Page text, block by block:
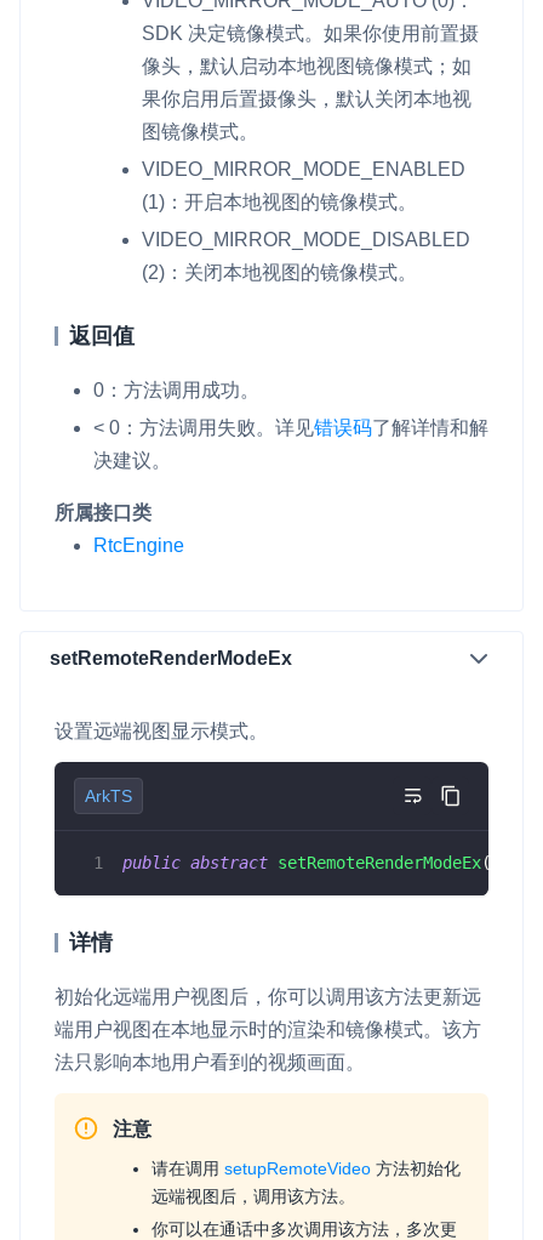
SDK 决定镜像模式。如果你使用前置摄
像头，默认启动本地视图镜像模式；如
果你启用后置摄像头，默认关闭本地视
图镜像模式。
VIDEO_MIRROR_MODE_ENABLED
(1)：开启本地视图的镜像模式。
VIDEO_MIRROR_MODE_DISABLED
(2)：关闭本地视图的镜像模式。
返回值
0：方法调用成功。
< 0：方法调用失败。 详见错误码了解详情和解
决建议。
所属接口类
RtcEngine
setRemoteRenderModeEx
设置远端视图显示模式。
ArkTS
public abstract setRemoteRenderModeEx(
详情
初始化远端用户视图后，你可以调用该方法更新远
端用户视图在本地显示时的渲染和镜像模式。该方
法只影响本地用户看到的视频画面。
注意
请在调用 setupRemoteVideo 方法初始化
远端视图后，调用该方法。
你可以在通话中多次调用该方法，多次更